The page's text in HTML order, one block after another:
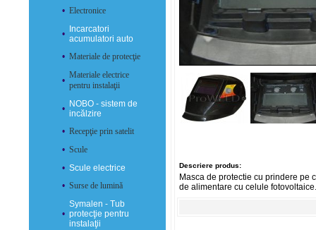
• Electronice
•
Incarcatori
acumulatori auto
• Materiale de protecţie
•
Materiale electrice
pentru instalaţii
•
NOBO - sistem de
incălzire
• Recepţie prin satelit
• Scule
• Scule electrice
• Surse de lumină
•
Symalen - Tub
protecţie pentru
instalaţii
Descriere produs:
Masca de protectie cu prindere pe
de alimentare cu celule